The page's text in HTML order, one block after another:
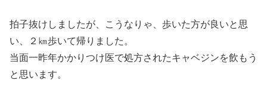
拍子抜けしましたが、こうなりゃ、歩いた方が良いと思
い、２㎞歩いて帰りました。
当面一昨年かかりつけ医で処方されたキャベジンを飲もう
と思います。